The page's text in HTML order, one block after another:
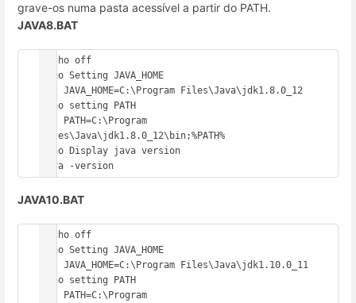
grave-os numa pasta acessível a partir do PATH.
JAVA8.BAT
@echo off
echo Setting JAVA_HOME
set JAVA_HOME=C:\Program Files\Java\jdk1.8.0_12
echo setting PATH
set PATH=C:\Program
Files\Java\jdk1.8.0_12\bin;%PATH%
echo Display java version
java -version
JAVA10.BAT
@echo off
echo Setting JAVA_HOME
set JAVA_HOME=C:\Program Files\Java\jdk1.10.0_11
echo setting PATH
set PATH=C:\Program